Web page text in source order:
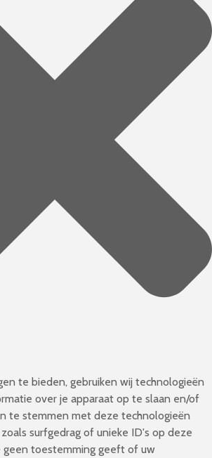
te bieden, gebruiken wij technologieën
over je apparaat op te slaan en/of
te stemmen met deze technologieën
surfgedrag of unieke ID's op deze
geen toestemming geeft of uw